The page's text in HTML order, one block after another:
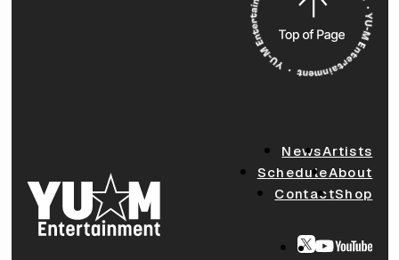
NewsArtists
ScheduleAbout
ContactShop